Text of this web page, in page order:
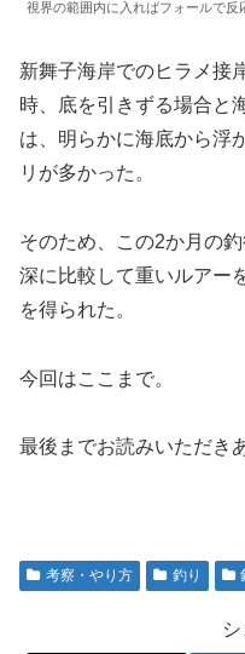
視界の範囲内に入ればフォールで反
新舞子海岸でのヒラメ接
時、底を引きずる場合と
は、明らかに海底から浮
リが多かった。
そのため、この2か月の
深に比較して重いルアー
を得られた。
今回はここまで。
最後までお読みいただき
考察・やり方 釣り